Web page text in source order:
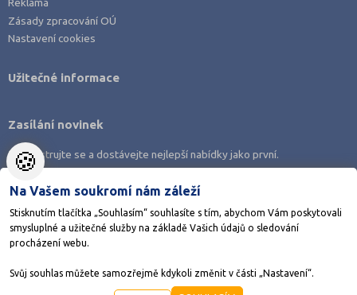
Reklama
Zásady zpracování OÚ
Nastavení cookies
Stáhněte si aplikaci Adresář škol
Užitečné informace
Zasílání novinek
Zaregistrujte se a dostávejte nejlepší nabídky jako první.
AMOS KamPoMaturite.cz, s.r.o., stránky vytvořilo
🍪
Na Vašem soukromí nám záleží
Stisknutím tlačítka „Souhlasím“ souhlasíte s tím, abychom Vám poskytovali
smysluplné a užitečné služby na základě Vašich údajů o sledování
procházení webu.
Svůj souhlas můžete samozřejmě kdykoli změnit v části „Nastavení“.